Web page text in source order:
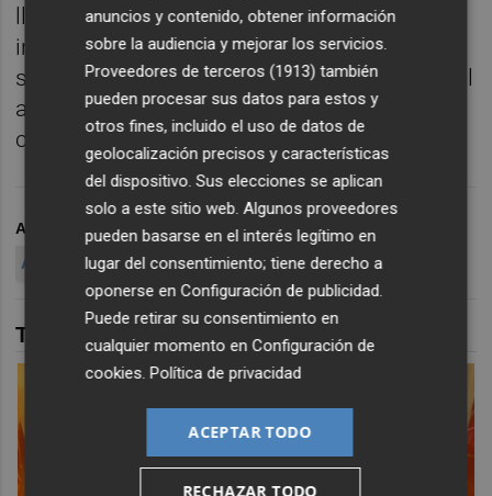
llevaron un total de 146 medallas
individuales entre todas las categorías,
siendo el campeonato de España absoluto al
aire libre el que más metales aportó al club
castellonense con un total de 16.
ARCHIVADO EN
FACSA PLAYAS DE CASTELLÓN
ATLETISMO
TAMBIÉN TE PUEDE INTERESAR
anuncios y contenido, obtener información
sobre la audiencia y mejorar los servicios.
Proveedores de terceros (1913) también
pueden procesar sus datos para estos y
otros fines, incluido el uso de datos de
geolocalización precisos y características
del dispositivo. Sus elecciones se aplican
solo a este sitio web. Algunos proveedores
pueden basarse en el interés legítimo en
lugar del consentimiento; tiene derecho a
oponerse enConfiguración de publicidad
Puede retirar su consentimiento en
cualquier momento enConfiguración de
cookies .Política de privacidad
ACEPTAR TODO
RECHAZAR TODO